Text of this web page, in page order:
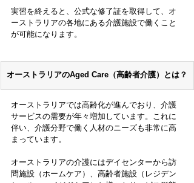
実習を終えると、公式な修了証を取得して、オ
ーストラリアの各地にある介護施設で働くこと
が可能になります。
オーストラリアのAged Care（高齢者介護）とは？
オーストラリアでは高齢化が進んでおり、介護
サービスの需要が年々増加しています。これに
伴い、介護分野で働く人材のニーズも非常に高
まっています。
オーストラリアの介護にはデイセンターから訪
問施設（ホームケア）、高齢者施設（レジデン